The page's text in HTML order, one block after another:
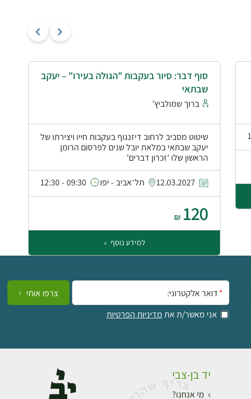
סוף דבר: סיור בעקבות "הגולה בעירו" – יעקב
שבתאי
ברוך שמולביץ'
שיטוט מסביב לרחוב דיזנגוף בעקבות חייו ויצירתו של
יעקב שבתאי במלאת יובל שנים לפרסום הרומן
הראשון שלו 'זכרון דברים'
12.03.2027 תל־אביב - יפו 09:30 - 12:30
120
₪
למידע נוסף
אימייל:
אני מאשר/ת את מדיניות הפרטיות
צרפו אותי
יד בן-צבי
מי אנחנו?